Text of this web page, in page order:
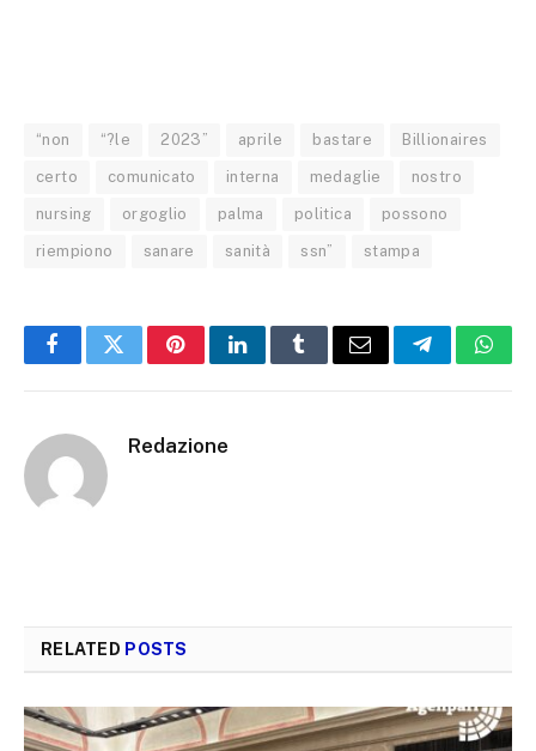
“non “?le 2023” aprile bastare Billionaires
certo comunicato interna medaglie nostro
nursing orgoglio palma politica possono
riempiono sanare sanità ssn” stampa
FacebookTwitterPinterestLinkedInTumblrEmail Telegram
Redazione
RELATED POSTS